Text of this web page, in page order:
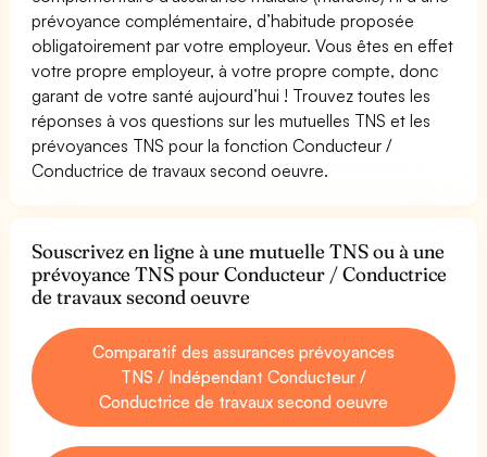
prévoyance complémentaire, d’habitude proposée
obligatoirement par votre employeur. Vous êtes en effet
votre propre employeur, à votre propre compte, donc
garant de votre santé aujourd’hui ! Trouvez toutes les
réponses à vos questions sur les mutuelles TNS et les
prévoyances TNS pour la fonction Conducteur /
Conductrice de travaux second oeuvre.
Souscrivez en ligne à une mutuelle TNS ou à une
prévoyance TNS pour Conducteur / Conductrice
de travaux second oeuvre
Comparatif des assurances prévoyances
TNS / Indépendant Conducteur /
Conductrice de travaux second oeuvre